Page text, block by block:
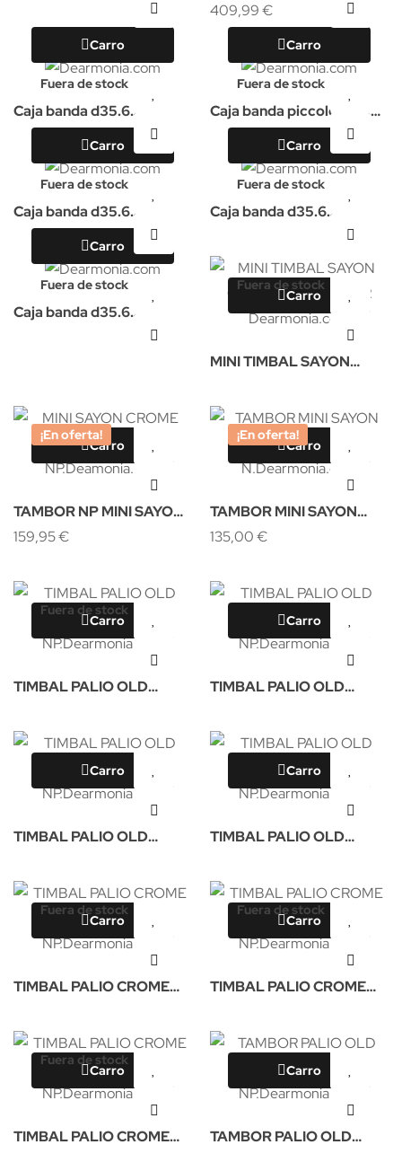
409,99 €
Fuera de stock
Carro
Caja banda d35.6
cm/14pul. Samba
Fuera de stock
Carro
Caja banda piccolo d35.6
cm/14pul.Samba
Fuera de stock
Carro
Caja banda d35.6
cm/14pul, aluminio
Fuera de stock
Carro
Caja banda d35.6
cm/14pul, aluminio.Samba
Fuera de stock
Carro
Caja banda d35.6
Fuera de stock
Carro
MINI TIMBAL SAYON
¡En oferta!
Carro
TAMBOR NP MINI SAYON
CROME 30X12CM
159,95 €
¡En oferta!
Carro
TAMBOR MINI SAYON
CROME 25X12CM NP
135,00 €
Fuera de stock
Carro
TIMBAL PALIO OLD
Carro
TIMBAL PALIO OLD
Carro
TIMBAL PALIO OLD
Carro
TIMBAL PALIO OLD
Fuera de stock
Carro
TIMBAL PALIO CROME
Fuera de stock
Carro
TIMBAL PALIO CROME
Fuera de stock
Carro
TIMBAL PALIO CROME
Carro
TAMBOR PALIO OLD